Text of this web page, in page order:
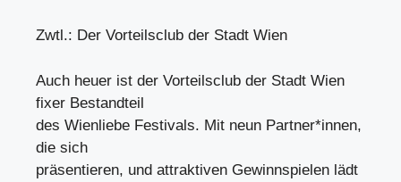
Zwtl.: Der Vorteilsclub der Stadt Wien
Auch heuer ist der Vorteilsclub der Stadt Wien
fixer Bestandteil
des Wienliebe Festivals. Mit neun Partner*innen,
die sich
präsentieren, und attraktiven Gewinnspielen lädt